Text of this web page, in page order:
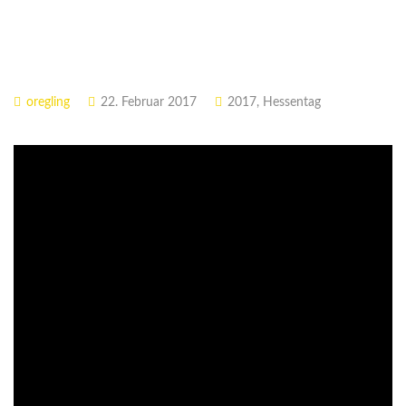
oregling 22. Februar 2017 2017, Hessentag